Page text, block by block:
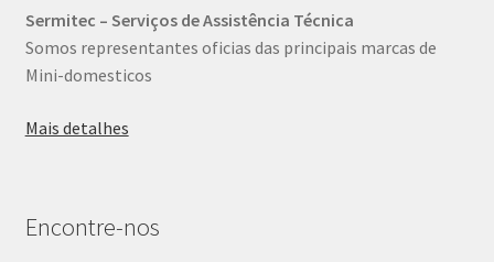
Sermitec – Serviços de Assistência Técnica
Somos representantes oficias das principais marcas de
Mini-domesticos
Mais detalhes
Encontre-nos